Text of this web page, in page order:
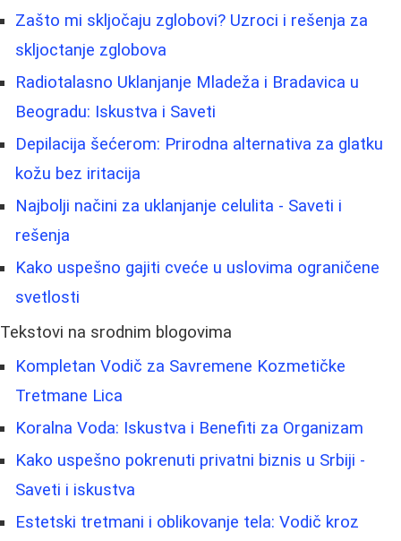
Zašto mi skljočaju zglobovi? Uzroci i rešenja za
skljoctanje zglobova
Radiotalasno Uklanjanje Mladeža i Bradavica u
Beogradu: Iskustva i Saveti
Depilacija šećerom: Prirodna alternativa za glatku
kožu bez iritacija
Najbolji načini za uklanjanje celulita - Saveti i
rešenja
Kako uspešno gajiti cveće u uslovima ograničene
svetlosti
Tekstovi na srodnim blogovima
Kompletan Vodič za Savremene Kozmetičke
Tretmane Lica
Koralna Voda: Iskustva i Benefiti za Organizam
Kako uspešno pokrenuti privatni biznis u Srbiji -
Saveti i iskustva
Estetski tretmani i oblikovanje tela: Vodič kroz